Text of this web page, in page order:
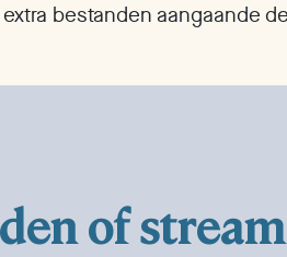
bestanden aangaande
of